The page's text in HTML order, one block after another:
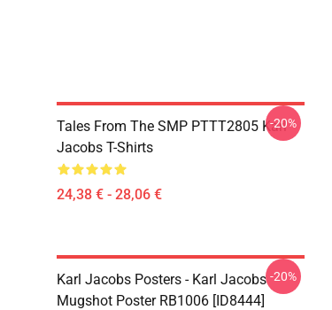
Tales From The SMP PTTT2805 Karl
Jacobs T-Shirts
24,38 € - 28,06 €
-20%
Karl Jacobs Posters - Karl Jacobs
Mugshot Poster RB1006 [ID8444]
-20%